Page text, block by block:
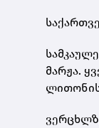
მარჟა.